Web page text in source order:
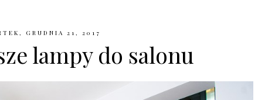
GRUDNIA 21, 2017
lampy do salonu